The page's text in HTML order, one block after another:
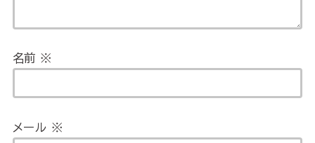
名前 ※
メール ※